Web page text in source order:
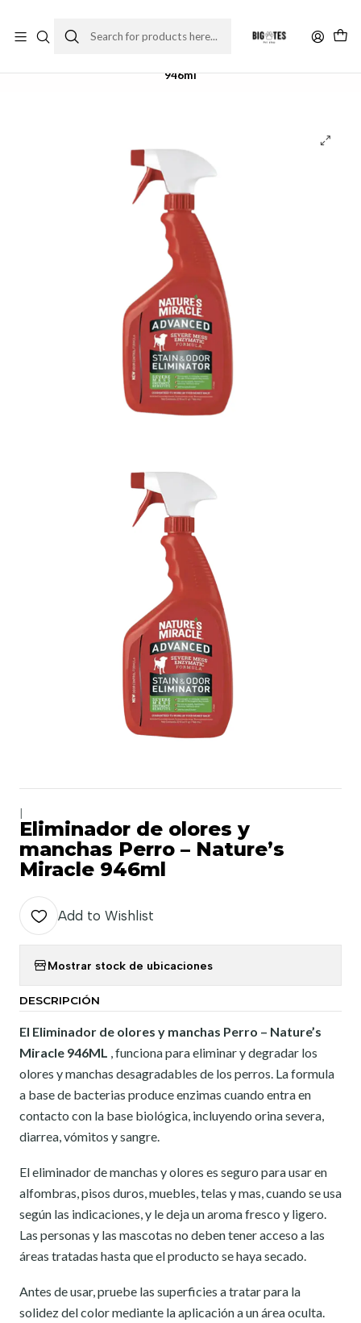
946ml
Eliminador de olores y
manchas Perro – Nature’s
Miracle 946ml
Add to Wishlist
Mostrar stock de ubicaciones
DESCRIPCIÓN
El Eliminador de olores y manchas Perro – Nature’s
Miracle 946ML , funciona para eliminar y degradar los
olores y manchas desagradables de los perros. La formula
a base de bacterias produce enzimas cuando entra en
contacto con la base biológica, incluyendo orina severa,
diarrea, vómitos y sangre.
El eliminador de manchas y olores es seguro para usar en
alfombras, pisos duros, muebles, telas y mas, cuando se usa
según las indicaciones, y le deja un aroma fresco y ligero.
Las personas y las mascotas no deben tener acceso a las
áreas tratadas hasta que el producto se haya secado.
Antes de usar, pruebe las superficies a tratar para la
solidez del color mediante la aplicación a un área oculta.